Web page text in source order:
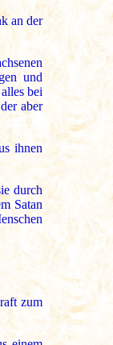
an der
und
bei
aber
ihnen
durch
Satan
zum